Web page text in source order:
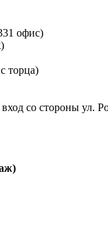
офис)
торца)
вход со стороны